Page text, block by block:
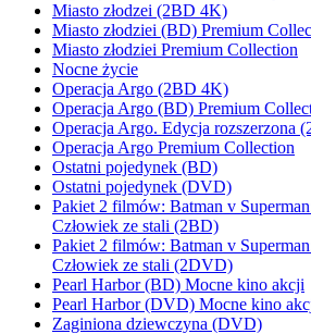
Miasto złodzei (2BD 4K)
Miasto złodziei (BD) Premium
Miasto złodziei Premium Collection
Nocne życie
Operacja Argo (2BD 4K)
Operacja Argo (BD) Premium
Operacja Argo. Edycja rozszerzona
Operacja Argo Premium Collection
Ostatni pojedynek (BD)
Ostatni pojedynek (DVD)
Pakiet 2 filmów: Batman v
Człowiek ze stali (2BD)
Pakiet 2 filmów: Batman v
Człowiek ze stali (2DVD)
Pearl Harbor (BD) Mocne kino akcji
Pearl Harbor (DVD) Mocne kino
Zaginiona dziewczyna (DVD)